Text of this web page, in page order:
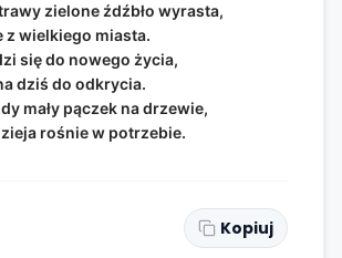
zielone źdźbło wyrasta,
z wielkiego miasta.
się do nowego życia,
dziś do odkrycia.
mały pączek na drzewie,
rośnie w potrzebie.
Kopiuj